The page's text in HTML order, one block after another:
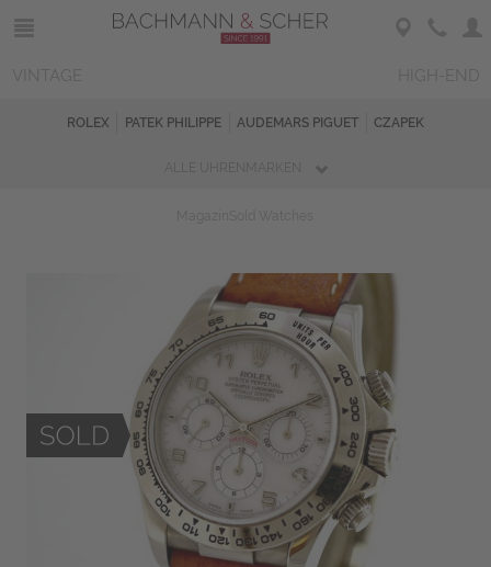
ROLEX PATEK PHILIPPE AUDEMARS PIGUET CZAPEK